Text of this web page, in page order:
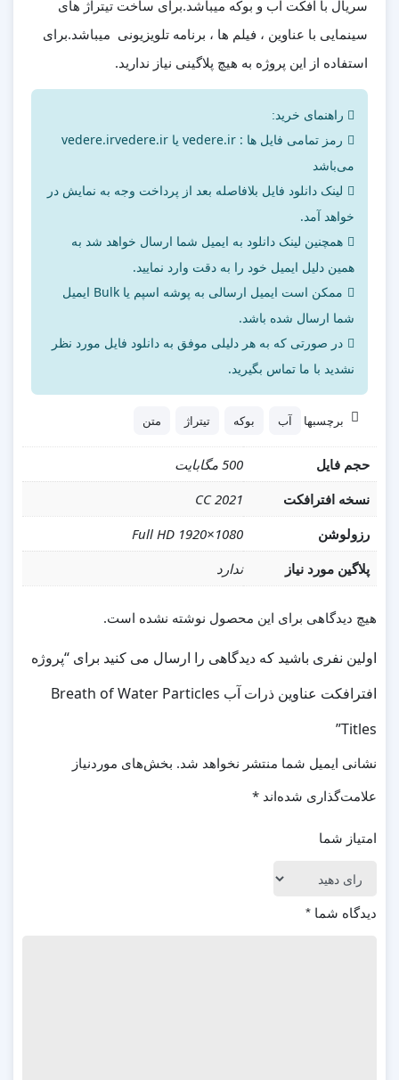
سریال با افکت آب و بوکه میباشد.برای ساخت تیتراژ های
سینمایی با عناوین ، فیلم ها ، برنامه تلویزیونی میباشد.برای
استفاده از این پروژه به هیچ پلاگینی نیاز ندارید.
راهنمای خرید:
می‌باشد
لینک دانلود فایل بلافاصله بعد از پرداخت وجه به نمایش در
خواهد آمد.
همچنین لینک دانلود به ایمیل شما ارسال خواهد شد به
همین دلیل ایمیل خود را به دقت وارد نمایید.
ممکن است ایمیل ارسالی به پوشه اسپم یا Bulk ایمیل
شما ارسال شده باشد.
در صورتی که به هر دلیلی موفق به دانلود فایل مورد نظر
نشدید با ما تماس بگیرید.
برچسبها آب بوکه تیتراژ متن
حجم فایل
500 مگابایت
نسخه افترافکت
CC 2021
رزولوشن
Full HD 1920×1080
پلاگین مورد نیاز
ندارد
هیچ دیدگاهی برای این محصول نوشته نشده است.
اولین نفری باشید که دیدگاهی را ارسال می کنید برای “پروژه
افترافکت عناوین ذرات آب Breath of Water Particles
Titles”
نشانی ایمیل شما منتشر نخواهد شد. بخش‌های موردنیاز
علامت‌گذاری شده‌اند *
امتیاز شما
دیدگاه شما *